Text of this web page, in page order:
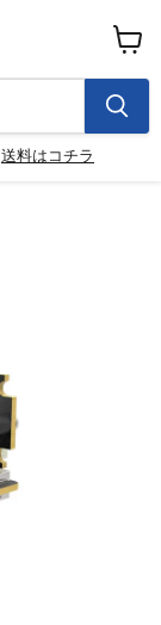
送料はコチラ
カ
ー
ト
を
見